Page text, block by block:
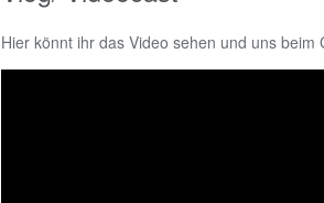
Hier könnt ihr das Video sehen und uns